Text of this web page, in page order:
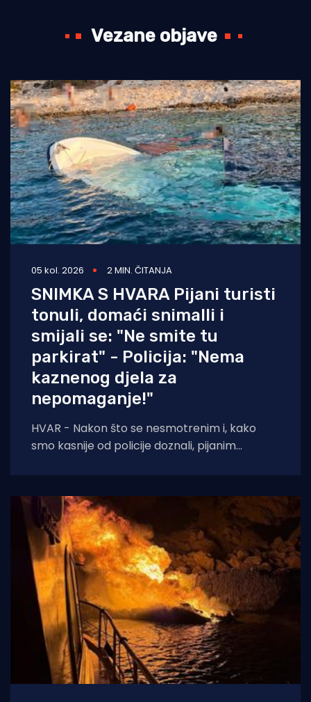
Vezane objave
05 kol. 2026 2 MIN. ČITANJA
SNIMKA S HVARA Pijani turisti
tonuli, domaći snimalli i
smijali se: "Ne smite tu
parkirat" - Policija: "Nema
kaznenog djela za
nepomaganje!"
HVAR - Nakon što se nesmotrenim i, kako
smo kasnije od policije doznali, pijanim